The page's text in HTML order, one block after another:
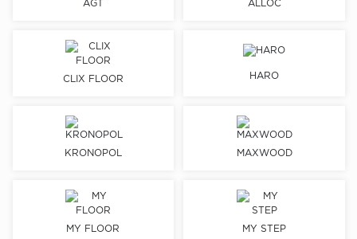
MSPC ламинат
Стеновые панели
AGT ALLOC
CLIX FLOOR HARO
KRONOPOL MAXWOOD
MY FLOOR MY STEP